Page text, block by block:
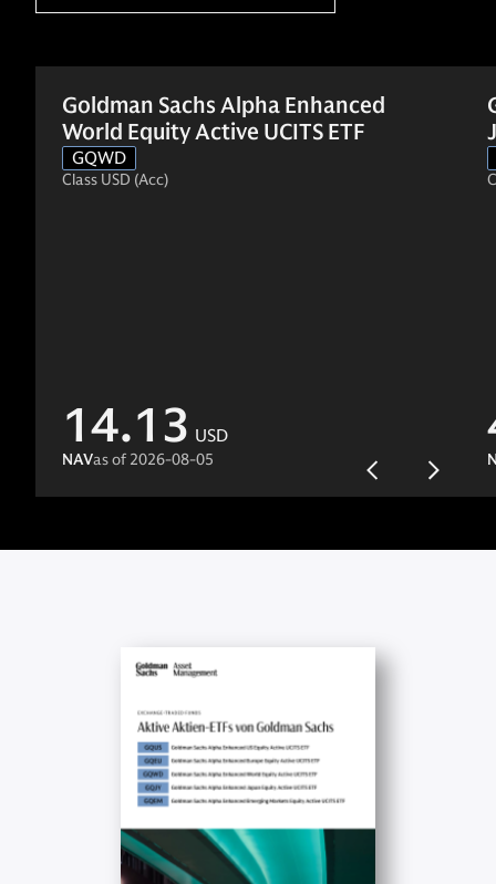
Goldman Sachs Alpha Enhanced
World Equity Active UCITS ETF
GQWD
Class USD (Acc)
14.13 USD
NAVas of 2026-08-05